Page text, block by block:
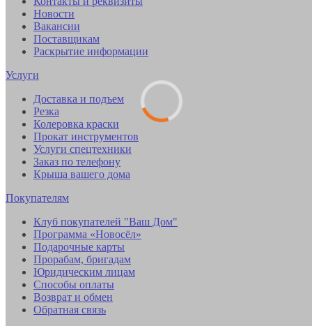
Новости
Вакансии
Поставщикам
Раскрытие информации
Услуги
Доставка и подъем
Резка
Колеровка краски
Прокат инструментов
Услуги спецтехники
Заказ по телефону
Крыша вашего дома
Покупателям
Клуб покупателей "Ваш Дом"
Программа «Новосёл»
Подарочные карты
Прорабам, бригадам
Юридическим лицам
Способы оплаты
Возврат и обмен
Обратная связь